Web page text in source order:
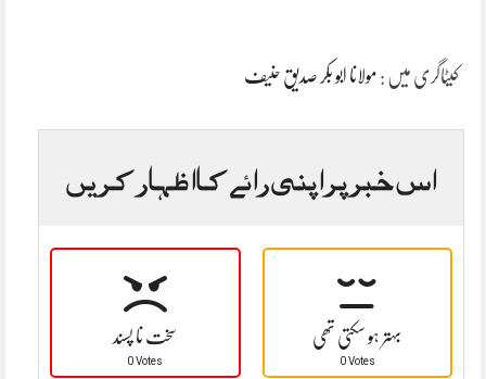
کیٹاگری میں : مولانا ابو بکر صدیق حنیف
اس خبر پر اپنی رائے کا اظہار کریں
سخت نا پسند
0 Votes
بہتر ہو سکتی تھی
0 Votes